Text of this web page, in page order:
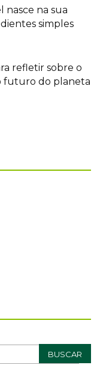
nasce na sua
simples
refletir sobre o
futuro do planeta